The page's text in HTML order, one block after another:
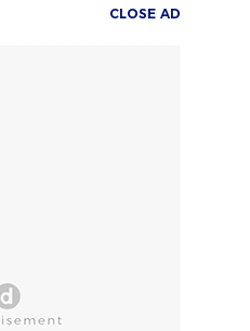
CLOSE AD